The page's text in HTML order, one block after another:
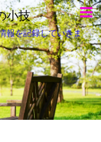
小技
報を記録していきま